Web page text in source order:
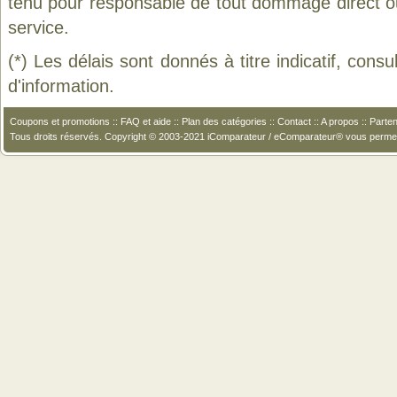
service.
(*) Les délais sont donnés à titre indicatif,
d'information.
Coupons et promotions :: FAQ et aide :: Plan des catégories :: Contact :: A propos ::
Tous droits réservés. Copyright © 2003-2021 iComparateur / eComparateur® vous